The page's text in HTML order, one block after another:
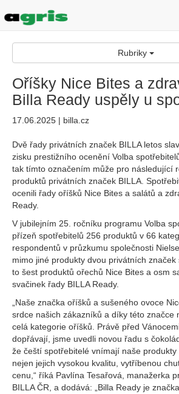
Rubriky
Oříšky Nice Bites a
Billa Ready uspěly u
17.06.2025 | billa.cz
Dvě řady privátních značek BILLA letos
zisku prestižního ocenění Volba
tak tímto označením může pro následující
produktů privátních značek BILLA.
ocenili řady oříšků Nice Bites a salátů a
Ready.
V jubilejním 25. ročníku programu Volba
přízeň spotřebitelů 256 produktů v 66
respondentů v průzkumu společnosti
mimo jiné produkty dvou privátních značek
to šest produktů ořechů Nice Bites a osm
svačinek řady BILLA Ready.
„Naše značka oříšků a sušeného ovoce
srdce našich zákazníků a díky této značce
celá kategorie oříšků. Právě před
dopřávají, jsme uvedli novou řadu s
že čeští spotřebitelé vnímají naše
nejen jejich vysokou kvalitu, vytříbenou
cenu,“ říká Pavlína Tesařová, manažerka
BILLA ČR, a dodává: „Billa Ready je